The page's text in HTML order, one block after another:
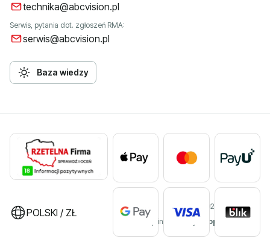
technika@abcvision.pl
Serwis, pytania dot. zgłoszeń RMA:
serwis@abcvision.pl
Baza wiedzy
POLSKI / ZŁ
©2026 ABC VISION
Sklep internetowy
Shoper Premium